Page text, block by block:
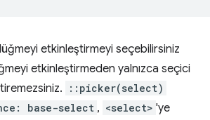
etkinleştirmeyi seçebilirsiniz
etkinleştirmeden yalnızca seçici
::picker(select)
base-select , <select> 'ye